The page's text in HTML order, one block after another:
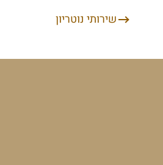
ניווטשירותי נוטריון